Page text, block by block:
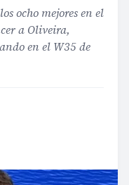
ocho mejores en el
a Oliveira,
en el W35 de